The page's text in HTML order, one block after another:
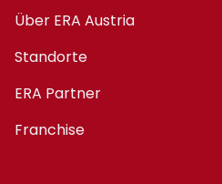
Über ERA Austria
Standorte
ERA Partner
Franchise